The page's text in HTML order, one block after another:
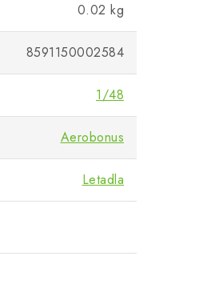
0.02 kg
8591150002584
1/48
Aerobonus
Letadla